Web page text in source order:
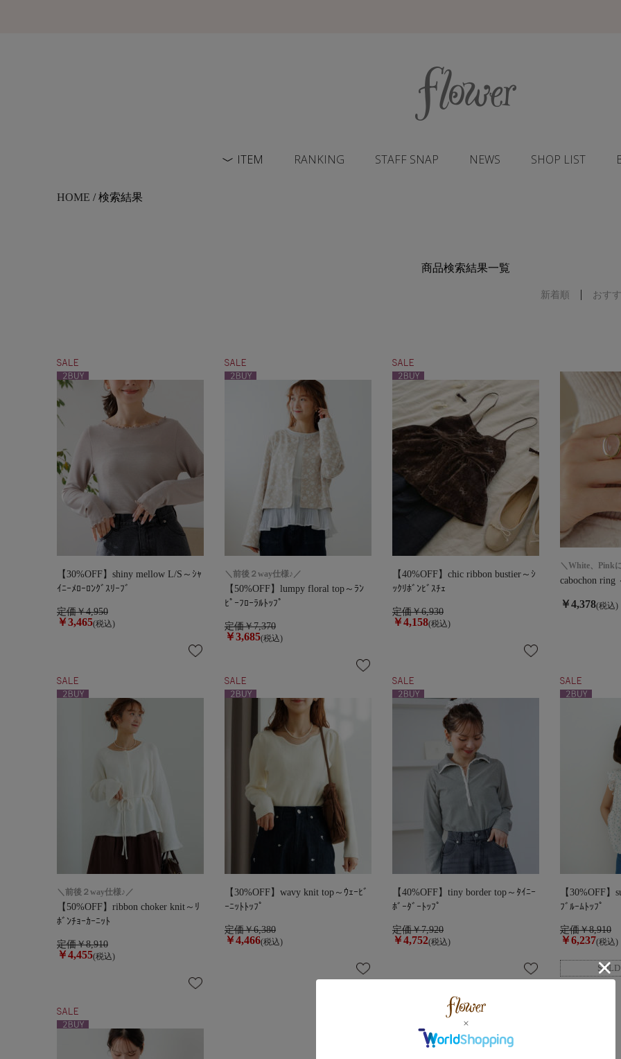
ITEM RANKING STAFF SNAP NEWS SHOP LIST
HOME / 検索結果
商品検索結果一覧
新着順 おす
【30%OFF】shiny mellow L/S～ｼｬ
ｲﾆｰﾒﾛｰﾛﾝｸﾞｽﾘｰﾌﾞ
定価￥4,950
￥3,465(税込)
＼前後２way仕様♪／
【50%OFF】lumpy floral top～ﾗﾝ
ﾋﾟｰﾌﾛｰﾗﾙﾄｯﾌﾟ
定価￥7,370
￥3,685(税込)
【40%OFF】chic ribbon bustier～ｼ
ｯｸﾘﾎﾞﾝﾋﾞｽﾁｪ
定価￥6,930
￥4,158(税込)
＼White、Pink
cabochon ring
￥4,378(税込)
＼前後２way仕様♪／
【50%OFF】ribbon choker knit～ﾘ
ﾎﾞﾝﾁｮｰｶｰﾆｯﾄ
定価￥8,910
￥4,455(税込)
【30%OFF】wavy knit top～ｳｪｰﾋﾞ
ｰﾆｯﾄﾄｯﾌﾟ
定価￥6,380
￥4,466(税込)
【40%OFF】tiny border top～ﾀｲﾆｰ
ﾎﾞｰﾀﾞｰﾄｯﾌﾟ
定価￥7,920
￥4,752(税込)
【30%OFF】
ﾌﾞﾙｰﾑﾄｯﾌﾟ
定価￥8,910
￥6,237(税込)